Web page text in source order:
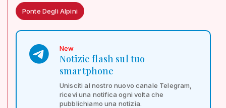
Ponte Degli Alpini
New
Notizie flash sul tuo
smartphone
Unisciti al nostro nuovo canale Telegram,
ricevi una notifica ogni volta che
pubblichiamo una notizia.